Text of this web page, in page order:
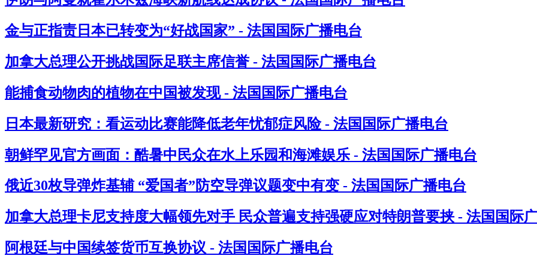
金与正指责日本已转变为“好战国家” - 法国国际广播电台
加拿大总理公开挑战国际足联主席信誉 - 法国国际广播电台
能捕食动物肉的植物在中国被发现 - 法国国际广播电台
日本最新研究：看运动比赛能降低老年忧郁症风险 - 法国国际广播电台
朝鲜罕见官方画面：酷暑中民众在水上乐园和海滩娱乐 - 法国国际广播电台
俄近30枚导弹炸基辅 “爱国者”防空导弹议题变中有变 - 法国国际广播电台
加拿大总理卡尼支持度大幅领先对手 民众普遍支持强硬应对特朗普要挟 - 法国国际
阿根廷与中国续签货币互换协议 - 法国国际广播电台